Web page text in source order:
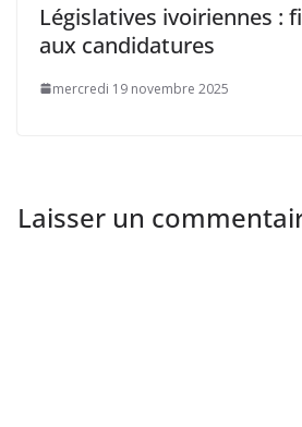
Législatives ivoiriennes :
aux candidatures
mercredi 19 novembre 2025
Laisser un